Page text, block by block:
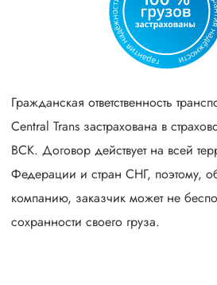
Гражданская ответственность
Central Trans застрахована в
ВСК. Договор действует на всей
Федерации и стран СНГ, поэтому,
компанию, заказчик может не
сохранности своего груза.